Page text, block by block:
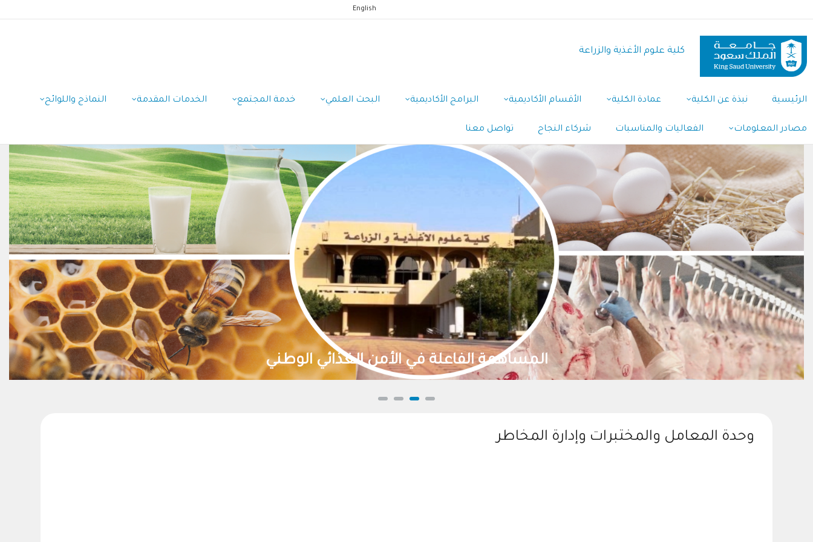
المحتوى
الرئيسي
English
كلية علوم الأغذية والزراعة
الرئيسية نبذة عن الكلية عمادة الكلية الأقسام الأكاديمية البرامج الأكاديمية البحث العلمي خدمة المجتمع الخدمات المقدمة النماذج واللوائح
مصادر المعلومات الفعاليات والمناسبات شركاء النجاح تواصل معنا
المساهمة الموارد الطبيعية واستدامتها
وحدة المعامل والمختبرات وإدارة المخاطر